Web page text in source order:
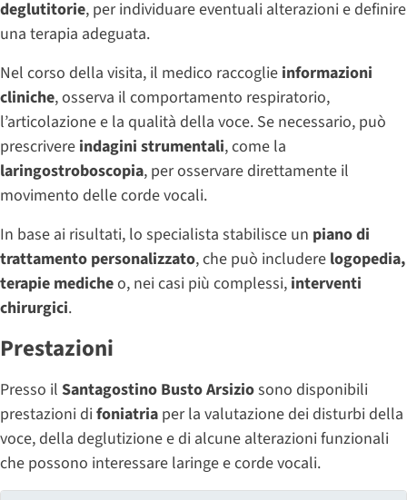
deglutitorie, per individuare eventuali alterazioni e definire
una terapia adeguata.
Nel corso della visita, il medico raccoglie informazioni
cliniche, osserva il comportamento respiratorio,
l’articolazione e la qualità della voce. Se necessario, può
prescrivere indagini strumentali, come la
laringostroboscopia, per osservare direttamente il
movimento delle corde vocali.
In base ai risultati, lo specialista stabilisce un piano di
trattamento personalizzato, che può includere logopedia,
terapie medicheo, nei casi più complessi, interventi
chirurgici.
Prestazioni
Presso il Santagostino Busto Arsiziosono disponibili
prestazioni difoniatria per la valutazione dei disturbi della
voce, della deglutizione e di alcune alterazioni funzionali
che possono interessare laringe e corde vocali.